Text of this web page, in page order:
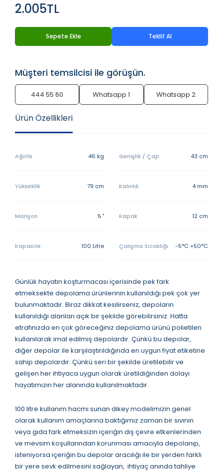
2.005TL
Sepete Ekle Teklif Al
Müşteri temsilcisi ile görüşün.
444 55 60 Whatsapp 1 Whatsapp 2
Ürün Özellikleri
Ağırlık 46 kg Genişlik / Çap 43 cm
Yükseklik 79 cm Kalınlık 4 mm
Manşon ½ " Kapak 12 cm
Kapasite 100 Litre Çalışma Sıcaklığı -5°C +50°C
Günlük hayatın koşturmacası içerisinde pek fark
etmeksekte depolama ürünlerinin kullanıldığı pek çok yer
bulunmaktadır. Biraz dikkat kesilirseniz, depoların
kullanıldığı alanları açık bir şekilde görebilirsiniz. Hatta
etrafınızda en çok göreceğiniz depolama ürünü polietilen
kullanılarak imal edilmiş depolardır. Çünkü bu depolar,
diğer depolar ile karşılaştırıldığında en uygun fiyat etiketine
sahip depolardır. Çünkü seri bir şekilde üretilebilir ve
gelişen her ihtiyaca uygun olarak üretildiğinden dolayı
hayatımızın her alanında kullanılmaktadır.
100 litre kullanım hacmi sunan dikey modelimizin genel
olarak kullanım amaçlarına baktığımız zaman bir sıvının
veya gıda fark etmeksizin içeriğin dış çevre etkenlerinden
ve mevsim koşullarından korunması amacıyla depolanıp,
isteniyorsa içeriğin bu depolar aracılığı ile bir yerden farklı
bir yere sevk edilmesini sağlayan, ihtiyaç anında tahliye